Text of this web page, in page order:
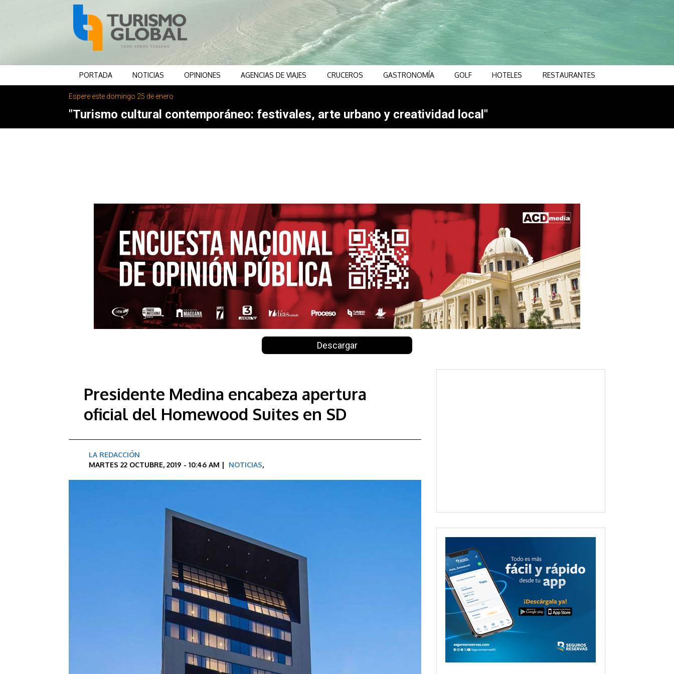
PORTADA NOTICIAS OPINIONES AGENCIAS DE VIAJES CRUCEROS GASTRONOMÍA GOLF HOTELES RESTAURANTES
Espere este domingo 25 de enero
"Turismo cultural contemporáneo: festivales, arte urbano y creatividad local"
Descargar
Presidente Medina encabeza apertura
oficial del Homewood Suites en SD
LA REDACCIÓN
MARTES 22 OCTUBRE, 2019 - 10:46 AM | NOTICIAS,